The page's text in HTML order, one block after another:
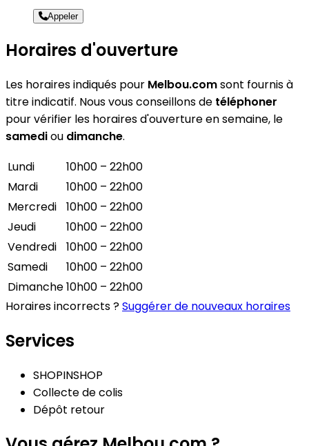
Appeler
Horaires d'ouverture
Les horaires indiqués pour Melbou.comsont fournis à
titre indicatif. Nous vous conseillons de téléphoner
pour vérifier les horaires d'ouverture en semaine, le
samediou dimanche.
Lundi
10h00 – 22h00
Mardi
10h00 – 22h00
Mercredi
10h00 – 22h00
Jeudi
10h00 – 22h00
Vendredi
10h00 – 22h00
Samedi
10h00 – 22h00
Dimanche10h00 – 22h00
Horaires incorrects ?Suggérer de nouveaux horaires
Services
SHOPINSHOP
Collecte de colis
Dépôt retour